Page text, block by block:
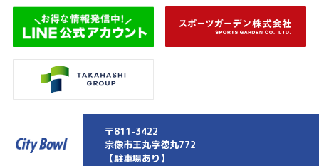
〒811-3422
宗像市王丸字徳丸772
【駐車場あり】